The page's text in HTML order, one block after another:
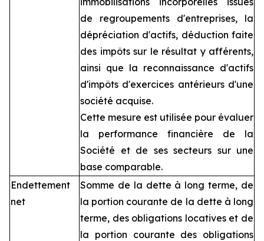
de regroupements d'entreprises, la
dépréciation d'actifs, déduction faite
des impôts sur le résultat y afférents,
ainsi que la reconnaissance d'actifs
d'impôts d'exercices antérieurs d'une
société acquise.
Cette mesure est utilisée pour évaluer
la performance financière de la
Société et de ses secteurs sur une
base comparable.
Endettement
net
Somme de la dette à long terme, de
la portion courante de la dette à long
terme, des obligations locatives et de
la portion courante des obligations